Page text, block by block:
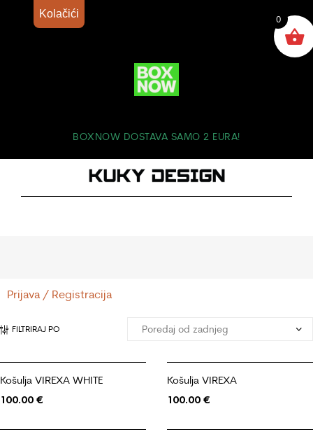
BOXNOW DOSTAVA SAMO 2 EURA!
Prijava / Registracija
FILTRIRAJ PO
Košulja VIREXA WHITE
100.00 €
Košulja VIREXA
100.00 €
0
Kolačići